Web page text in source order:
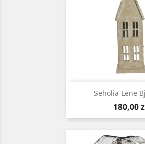
Seholia Lene
Cena
180,00
Szybki